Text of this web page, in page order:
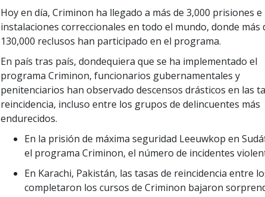
Hoy en día, Criminon ha llegado a más de 3,000 prisiones e
instalaciones correccionales en todo el mundo, donde más
130,000 reclusos han participado en el programa.
En país tras país, dondequiera que se ha implementado el
programa Criminon, funcionarios gubernamentales y
penitenciarios han observado descensos drásticos en las
reincidencia, incluso entre los grupos de delincuentes más
endurecidos.
En la prisión de máxima seguridad Leeuwkop en
el programa Criminon, el número de incidentes
En Karachi, Pakistán, las tasas de reincidencia entre
completaron los cursos de Criminon bajaron